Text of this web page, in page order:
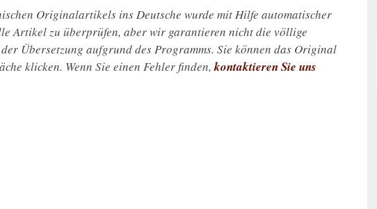
Originalartikels ins Deutsche wurde mit Hilfe automatischer
Artikel zu überprüfen, aber wir garantieren nicht die völlige
Übersetzung aufgrund des Programms. Sie können das Original
klicken. Wenn Sie einen Fehler finden,kontaktieren Sie uns